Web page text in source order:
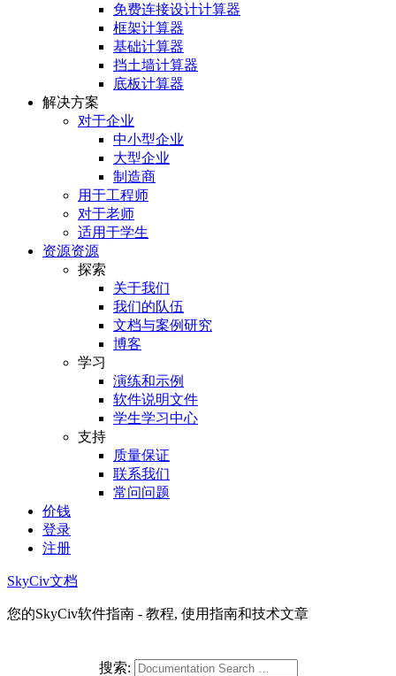
免费连接设计计算器
框架计算器
基础计算器
挡土墙计算器
底板计算器
解决方案
对于企业
中小型企业
大型企业
制造商
用于工程师
对于老师
适用于学生
资源资源
探索
关于我们
我们的队伍
文档与案例研究
博客
学习
演练和示例
软件说明文件
学生学习中心
支持
质量保证
联系我们
常问问题
价钱
登录
注册
SkyCiv文档
您的SkyCiv软件指南 - 教程, 使用指南和技术文章
搜索: